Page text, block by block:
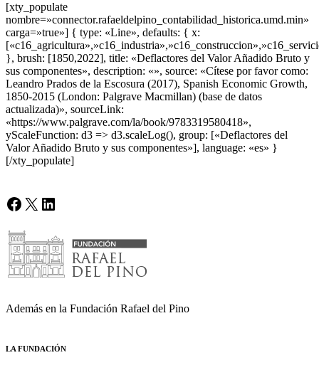
[xty_populate
nombre=»connector.rafaeldelpino_contabilidad_historica.umd.min»
carga=»true»] { type: «Line», defaults: { x:
}, brush: [1850,2022], title: «Deflactores del Valor Añadido Bruto y
sus componentes», description: «», source: «Cítese por favor como:
Leandro Prados de la Escosura (2017), Spanish Economic Growth,
1850-2015 (London: Palgrave Macmillan) (base de datos
actualizada)», sourceLink:
«https://www.palgrave.com/la/book/9783319580418»,
yScaleFunction: d3 => d3.scaleLog(), group: [«Deflactores del
Valor Añadido Bruto y sus componentes»], language: «es» }
[/xty_populate]
Facebook
X LinkedIn
Además en la Fundación Rafael del Pino
LA FUNDACIÓN